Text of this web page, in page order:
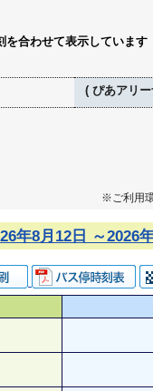
合わせて表示しています
( ぴあアリ
※ご利用
年8月12日 ～2026